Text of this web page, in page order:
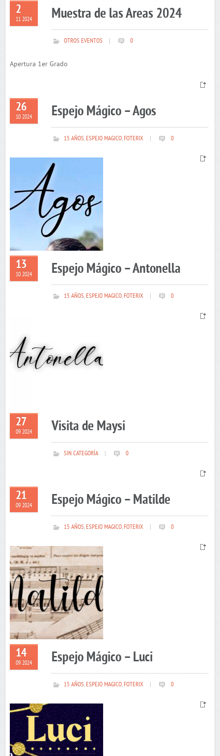
2
11 2024 Muestra de las Areas 2024
OTROS EVENTOS 0
Apertura 1er Grado
26
10 2024 Espejo Mágico – Agos
15 AÑOS,ESPEJO MAGICO,FOTERIX 0
13
10 2024 Espejo Mágico – Antonella
15 AÑOS,ESPEJO MAGICO,FOTERIX 0
27
09 2024 Visita de Maysi
SIN CATEGORÍA 0
21
09 2024 Espejo Mágico – Matilde
15 AÑOS,ESPEJO MAGICO,FOTERIX 0
14
09 2024 Espejo Mágico – Luci
15 AÑOS,ESPEJO MAGICO,FOTERIX 0